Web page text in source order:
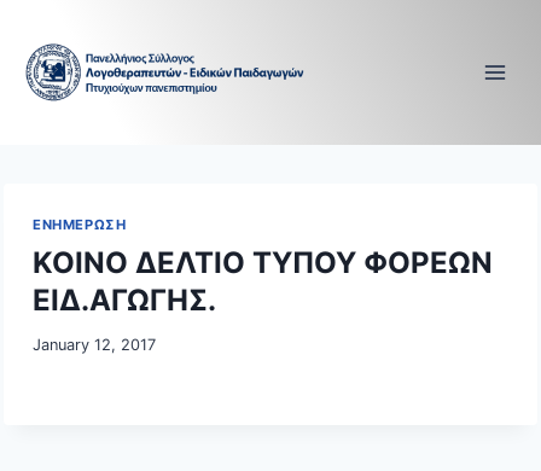
content
ΕΝΗΜΕΡΩΣΗ
ΚΟΙΝΟ ΔΕΛΤΙΟ ΤΥΠΟΥ ΦΟΡΕΩΝ
ΕΙΔ.ΑΓΩΓΗΣ.
January 12, 2017